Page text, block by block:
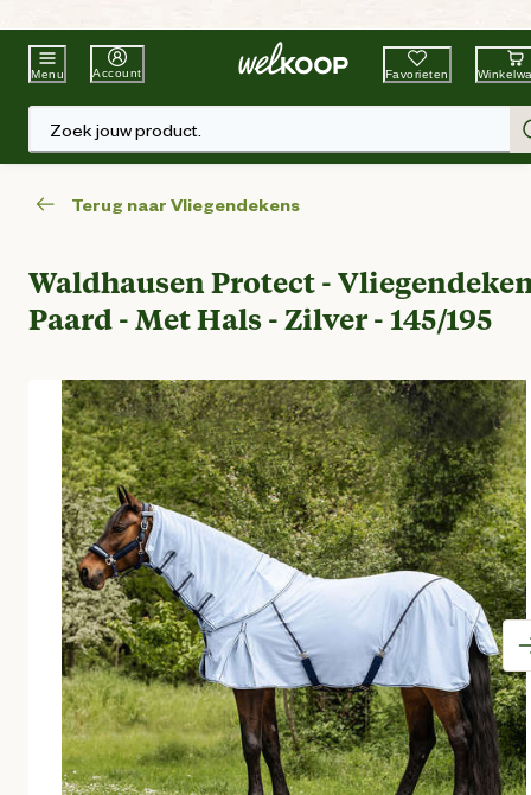
Beste WinkelketenTuin & Dier
Menu Account Favorieten
Zoek jouw product.
Terug naar Vliegendekens
Waldhausen Protect -
Paard - Met Hals - Zilver - 145/195